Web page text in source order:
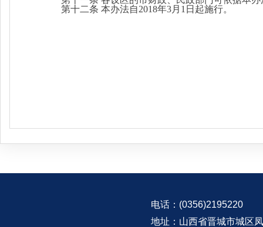
第十二条 本办法自2018年3月1日起施行。
电话：(0356)2195220
地址：山西省晋城市城区